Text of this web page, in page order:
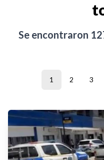
Se encontraron
1 2 3